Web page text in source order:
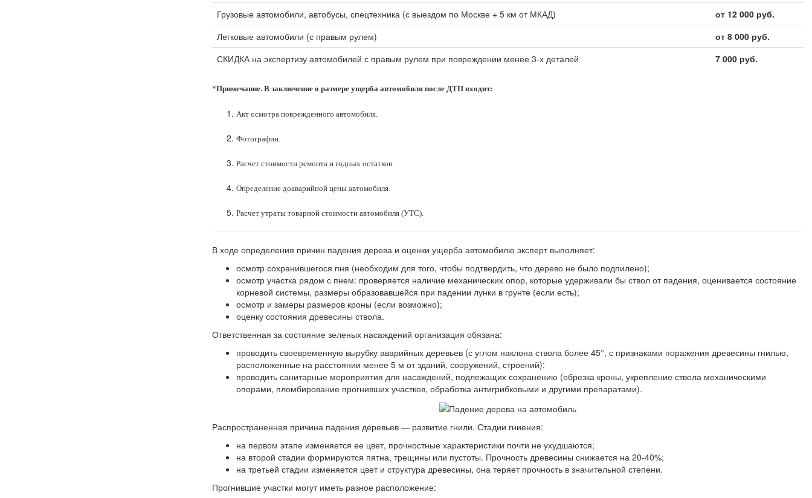
Грузовые автомобили, автобусы, спецтехника (с выездом по Москве + 5 км от МКАД)
от 12 000 руб.
Легковые автомобили (с правым рулем)
от 8 000 руб.
СКИДКА на экспертизу автомобилей с правым рулем при повреждении менее 3-х деталей
7 000 руб.
*Примечание. В заключение о размере ущерба автомобиля после ДТП входят:
Акт осмотра поврежденного автомобиля.
Фотографии.
Расчет стоимости ремонта и годных остатков.
Определение доаварийной цены автомобиля.
Расчет утраты товарной стоимости автомобиля (УТС).
В ходе определения причин падения дерева и оценки ущерба автомобилю эксперт выполняет:
осмотр сохранившегося пня (необходим для того, чтобы подтвердить, что дерево не было подпилено);
осмотр участка рядом с пнем: проверяется наличие механических опор, которые удерживали бы ствол от падения, оценивается состояние
корневой системы, размеры образовавшейся при падении лунки в грунте (если есть);
осмотр и замеры размеров кроны (если возможно);
оценку состояния древесины ствола.
Ответственная за состояние зеленых насаждений организация обязана:
проводить своевременную вырубку аварийных деревьев (с углом наклона ствола более 45°, с признаками поражения древесины гнилью,
расположенные на расстоянии менее 5 м от зданий, сооружений, строений);
проводить санитарные мероприятия для насаждений, подлежащих сохранению (обрезка кроны, укрепление ствола механическими
опорами, пломбирование прогнивших участков, обработка антигрибковыми и другими препаратами).
Распространенная причина падения деревьев — развитие гнили. Стадии гниения:
на первом этапе изменяется ее цвет, прочностные характеристики почти не ухудшаются;
на второй стадии формируются пятна, трещины или пустоты. Прочность древесины снижается на 20-40%;
на третьей стадии изменяется цвет и структура древесины, она теряет прочность в значительной степени.
Прогнившие участки могут иметь разное расположение: